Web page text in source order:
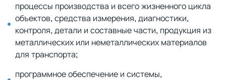
процессы производства и всего жизненного цикла
объектов, средства измерения, диагностики,
контроля, детали и составные части, продукция из
металлических или неметаллических материалов
для транспорта;
программное обеспечение и системы,